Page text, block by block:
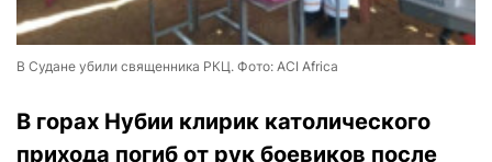
В Судане убили священника РКЦ. Фото: ACI Africa
В горах Нубии клирик католического
прихода погиб от рук боевиков после